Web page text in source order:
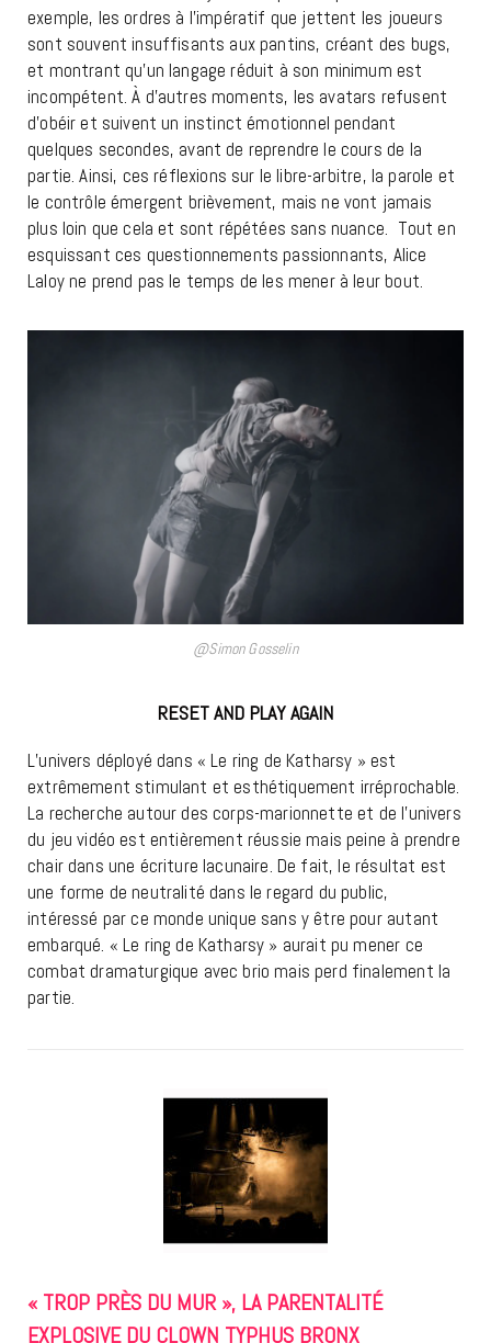
exemple, les ordres à l’impératif que jettent les joueurs
sont souvent insuffisants aux pantins, créant des bugs,
et montrant qu’un langage réduit à son minimum est
incompétent. À d’autres moments, les avatars refusent
d’obéir et suivent un instinct émotionnel pendant
quelques secondes, avant de reprendre le cours de la
partie. Ainsi, ces réflexions sur le libre-arbitre, la parole et
le contrôle émergent brièvement, mais ne vont jamais
plus loin que cela et sont répétées sans nuance. Tout en
esquissant ces questionnements passionnants, Alice
Laloy ne prend pas le temps de les mener à leur bout.
@Simon Gosselin
RESET AND PLAY AGAIN
L’univers déployé dans « Le ring de Katharsy » est
extrêmement stimulant et esthétiquement irréprochable.
La recherche autour des corps-marionnette et de l’univers
du jeu vidéo est entièrement réussie mais peine à prendre
chair dans une écriture lacunaire. De fait, le résultat est
une forme de neutralité dans le regard du public,
intéressé par ce monde unique sans y être pour autant
embarqué. « Le ring de Katharsy » aurait pu mener ce
combat dramaturgique avec brio mais perd finalement la
partie.
« TROP PRÈS DU MUR », LA PARENTALITÉ
EXPLOSIVE DU CLOWN TYPHUS BRONX